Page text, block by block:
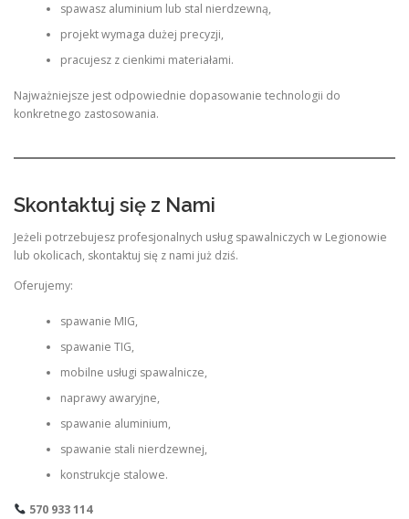
spawasz aluminium lub stal nierdzewną,
projekt wymaga dużej precyzji,
pracujesz z cienkimi materiałami.
Najważniejsze jest odpowiednie dopasowanie technologii do
konkretnego zastosowania.
Skontaktuj się z Nami
Jeżeli potrzebujesz profesjonalnych usług spawalniczych w Legionowie
lub okolicach, skontaktuj się z nami już dziś.
Oferujemy:
spawanie MIG,
spawanie TIG,
mobilne usługi spawalnicze,
naprawy awaryjne,
spawanie aluminium,
spawanie stali nierdzewnej,
konstrukcje stalowe.
570 933 114